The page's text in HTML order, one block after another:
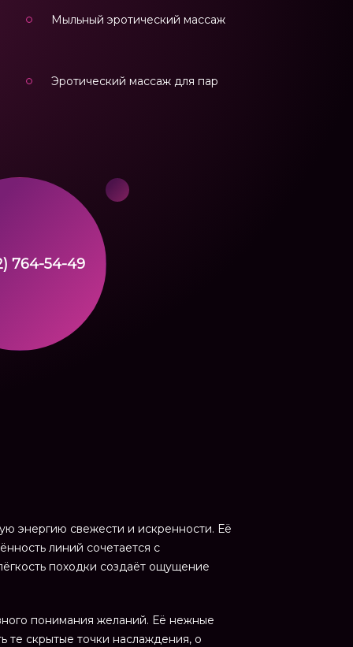
Мыльный эротический массаж
Эротический массаж для пар
764-54-49
энергию свежести и искренности. Её
линий сочетается с
походки создаёт ощущение
понимания желаний. Её нежные
те скрытые точки наслаждения, о